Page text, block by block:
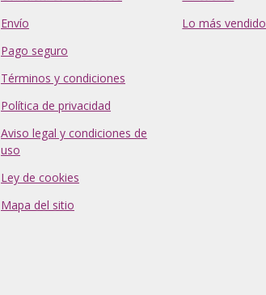
Envío
Pago seguro
Términos y condiciones
Política de privacidad
Aviso legal y condiciones de
uso
Ley de cookies
Mapa del sitio
Lo más vendido